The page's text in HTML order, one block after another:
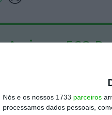
Nós e os nossos 1733 parceiros
processamos dados pessoais,
Assine o ECO
em que a informação é
o jornalismo